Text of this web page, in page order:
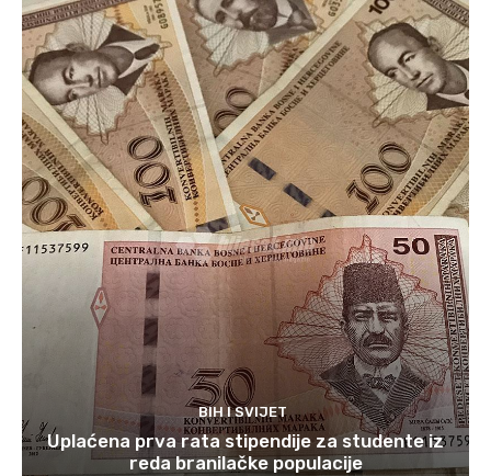
BIH I SVIJET
Uplaćena prva rata stipendije za studente iz
reda branilačke populacije